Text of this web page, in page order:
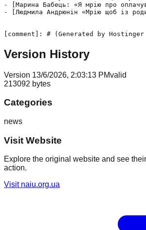
Version History
Version 13/6/2026, 2:03:13 PMvalid
213092 bytes
Categories
news
Visit Website
Explore the original website and see
action.
Visit naiu.org.ua